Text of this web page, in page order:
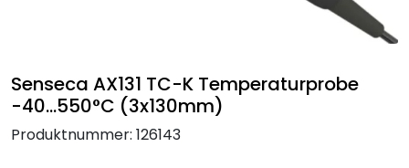
Senseca AX131 TC-K Temperaturprobe
-40...550°C (3x130mm)
Produktnummer: 126143
Maskinvern & Instrumentering